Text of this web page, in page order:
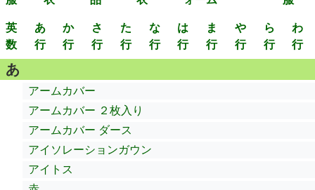
英
数
あ
行
か
行
さ
行
た
行
な
行
は
行
ま
行
や
行
ら
行
わ
行
あ
アームカバー
アームカバー ２枚入り
アームカバー ダース
アイソレーションガウン
アイトス